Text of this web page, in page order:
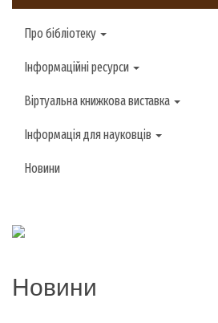
Про бібліотеку
Інформаційні ресурси
Віртуальна книжкова виставка
Інформація для науковців
Новини
Новини